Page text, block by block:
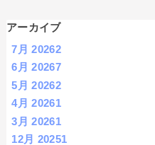
アーカイブ
7月 20262
6月 20267
5月 20262
4月 20261
3月 20261
12月 20251